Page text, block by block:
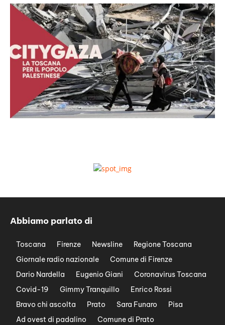
Abbiamo parlato di
Toscana Firenze Newsline
Regione Toscana
Giornale radio nazionale
Comune di Firenze
Dario Nardella
Eugenio Giani
Coronavirus Toscana
Covid-19
Gimmy Tranquillo
Enrico Rossi
Bravo chi ascolta
Prato Sara Funaro
Pisa
Ad ovest di padalino
Comune di Prato